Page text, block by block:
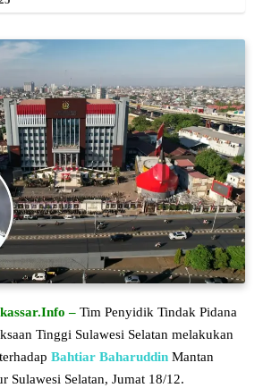
– Tim Penyidik Tindak Pidana
Tinggi Sulawesi Selatan melakukan
Bahtiar Baharuddin Mantan
Sulawesi Selatan, Jumat 18/12.